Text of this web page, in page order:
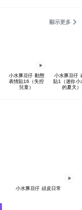
顯示更多
小水豚豆仔 動態
表情貼16（失控
兒童）
小水豚豆仔
貼1（迷你小
的夏天）
小水豚豆仔 頑皮日常